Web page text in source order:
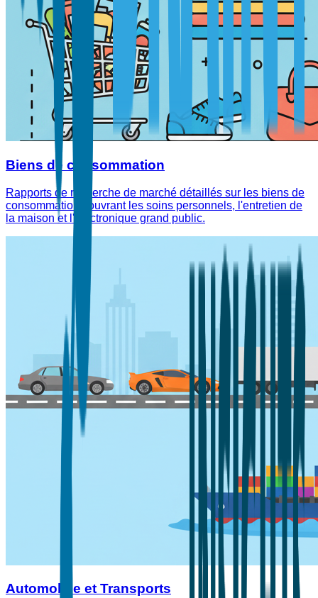
Biens de consommation
Rapports de recherche de marché détaillés sur les biens de
consommation couvrant les soins personnels, l'entretien de
la maison et l'électronique grand public.
Automobile et Transports